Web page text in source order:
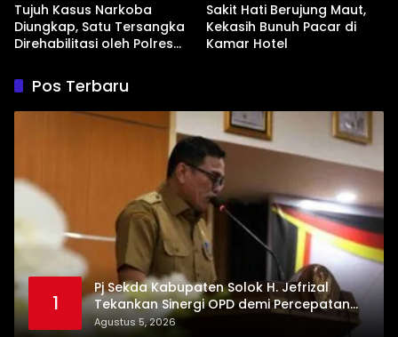
Tujuh Kasus Narkoba
Diungkap, Satu Tersangka
Direhabilitasi oleh Polres
Sakit Hati Berujung Maut,
Kekasih Bunuh Pacar di
Kamar Hotel
Pos Terbaru
1
Pj Sekda Kabupaten Solok H. Jefrizal
Tekankan Sinergi OPD demi Percepatan
Pembangunan Daerah
Agustus 5, 2026